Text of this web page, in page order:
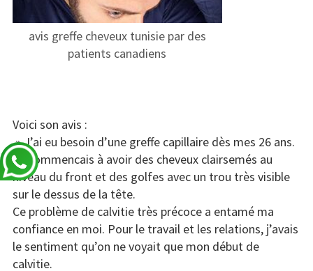
avis greffe cheveux tunisie par des
patients canadiens
Voici son avis :
» J’ai eu besoin d’une greffe capillaire dès mes 26 ans.
Je commencais à avoir des cheveux clairsemés au
niveau du front et des golfes avec un trou très visible
sur le dessus de la tête.
Ce problème de calvitie très précoce a entamé ma
confiance en moi. Pour le travail et les relations, j’avais
le sentiment qu’on ne voyait que mon début de
calvitie.